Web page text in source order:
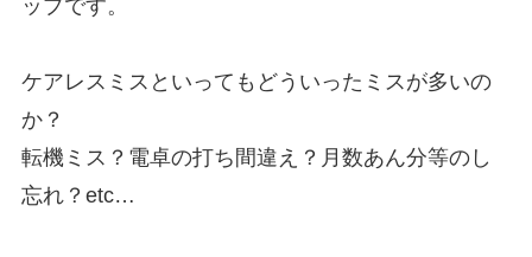
ップです。
ケアレスミスといってもどういったミスが多いの
か？
転機ミス？電卓の打ち間違え？月数あん分等のし
忘れ？etc…